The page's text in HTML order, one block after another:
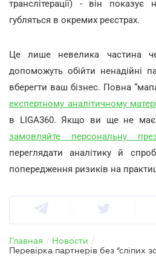
транслітерації) - він показує
губляться в окремих реєстрах.
Це лише невелика частина
допоможуть обійти ненадійні
вберегти ваш бізнес. Повна
експертному аналітичному
в LIGA360. Якщо ви ще не
замовляйте персональну
переглядати аналітику й
попередження ризиків на
Главная / Новости /